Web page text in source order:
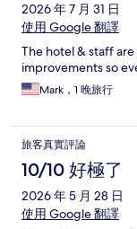
2026 年 7 月 31 日
使用 Google 翻譯
The hotel & staff
improvements so
Mark，1 晚旅行
旅客真實評論
10/10 好極了
2026 年 5 月 28 日
使用 Google 翻譯